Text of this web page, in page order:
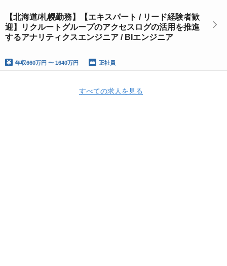
【北海道/札幌勤務】【エキスパート / リード経験者歓
迎】リクルートグループのアクセスログの活用を推進
するアナリティクスエンジニア / BIエンジニア
年収660万円 〜 1640万円 正社員
すべての求人を見る